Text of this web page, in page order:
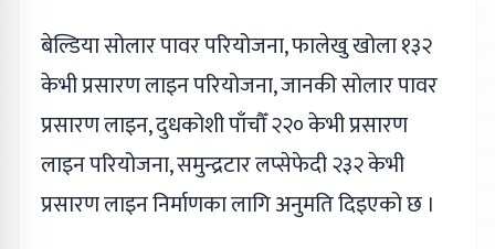
बेल्डिया सोलार पावर परियोजना, फालेखु खोला १३२
केभी प्रसारण लाइन परियोजना, जानकी सोलार पावर
प्रसारण लाइन, दुधकोशी पाँचौँ २२० केभी प्रसारण
लाइन परियोजना, समुन्द्रटार लप्सेफेदी २३२ केभी
प्रसारण लाइन निर्माणका लागि अनुमति दिइएको छ ।